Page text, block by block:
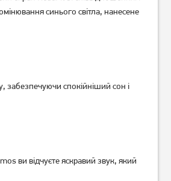
(Global) (No Adapter)
15 269грн
синього світла, нанесене
забезпечуючи спокійніший сон і
ви відчуєте яскравий звук, який